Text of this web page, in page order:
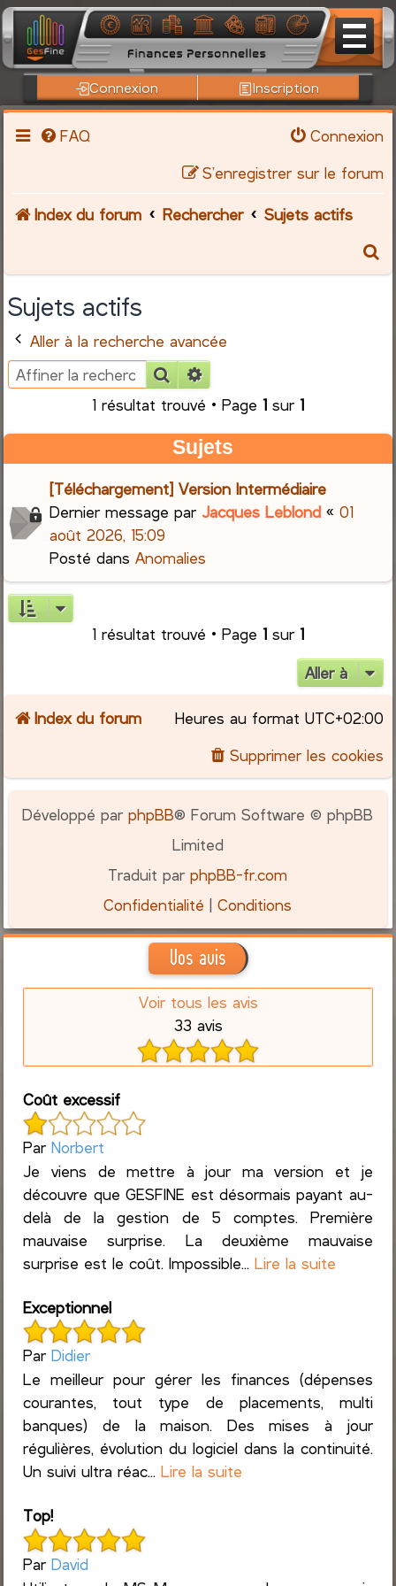
Connexion Inscription
FAQ
Connexion
S’enregistrer sur le forum
Index du forum Rechercher
Sujets actifs
r
c
r
Sujets actifs
Aller à la recherche avancée
Rechercher
1 résultat trouvé • Page 1 sur 1
Sujets
[Téléchargement] Version Intermédiaire
Dernier message parJacques Leblond «01
août 2026, 15:09
Posté dansAnomalies
1 résultat trouvé • Page 1 sur 1
Aller à
Index du forum Heures au format UTC+02:00
Supprimer les cookies
Développé parphpBB® Forum Software © phpBB
Limited
Traduit parphpBB-fr.com
Confidentialité |Conditions
Vos avis
Voir tous les avis
33 avis
Coût excessif
ParNorbert
Je viens de mettre à jour ma version et je
découvre que GESFINE est désormais payant au-
delà de la gestion de 5 comptes. Première
mauvaise surprise. La deuxième mauvaise
surprise est le coût. Impossible...Lire la suite
Exceptionnel
ParDidier
Le meilleur pour gérer les finances (dépenses
courantes, tout type de placements, multi
banques) de la maison. Des mises à jour
régulières, évolution du logiciel dans la continuité.
Un suivi ultra réac...Lire la suite
Top!
ParDavid